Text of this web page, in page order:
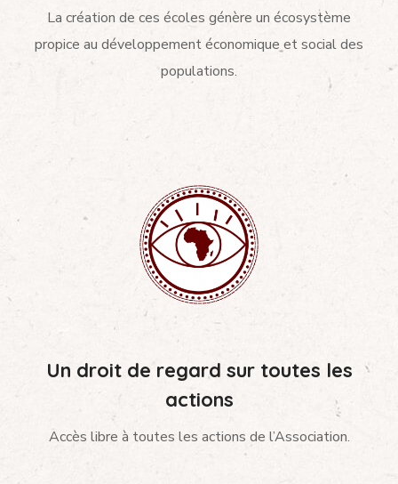
La création de ces écoles génère un écosystème
propice au développement économique et social des
populations.
Un droit de regard sur toutes les
actions
Accès libre à toutes les actions de l’Association.